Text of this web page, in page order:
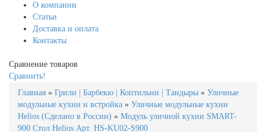
О компании
Статьи
Доставка и оплата
Контакты
Сравнение товаров
Сравнить!
Главная » Грили | Барбекю | Коптильни | Тандыры » Уличные
модульные кухни и встройка » Уличные модульные кухни
Helios (Сделано в России) » Модуль уличной кухни SMART-
900 Стол Helios Арт. HS-KU02-S900